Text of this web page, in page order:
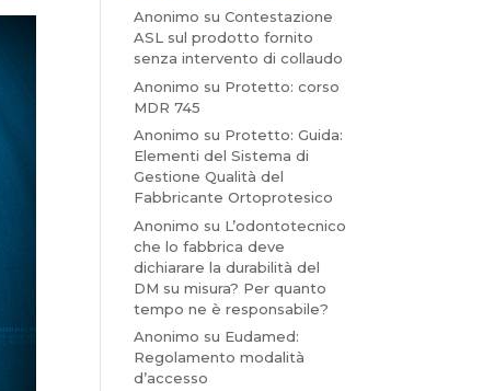
Anonimo suContestazione
ASL sul prodotto fornito
senza intervento di collaudo
Anonimo su Protetto: corso
MDR 745
Anonimo su Protetto: Guida:
Elementi del Sistema di
Gestione Qualità del
Fabbricante Ortoprotesico
Anonimo su L’odontotecnico
che lo fabbrica deve
dichiarare la durabilità del
DM su misura? Per quanto
tempo ne è responsabile?
Anonimo su Eudamed:
Regolamento modalità
d’accesso